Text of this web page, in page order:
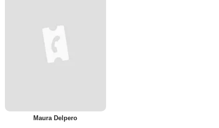
Maura Delpero